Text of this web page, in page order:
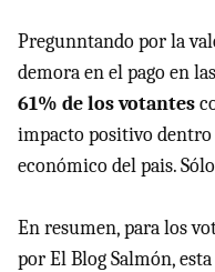
Pregunntando por la
demora en el pago en
61% de los votantes
impacto positivo
económico del pais.
En resumen, para los
por El Blog Salmón,